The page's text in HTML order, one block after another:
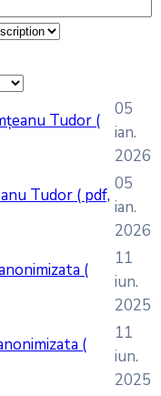
Tudor (
05
ian.
2026
Tudor ( pdf,
05
ian.
2026
(
11
iun.
2025
(
11
iun.
2025